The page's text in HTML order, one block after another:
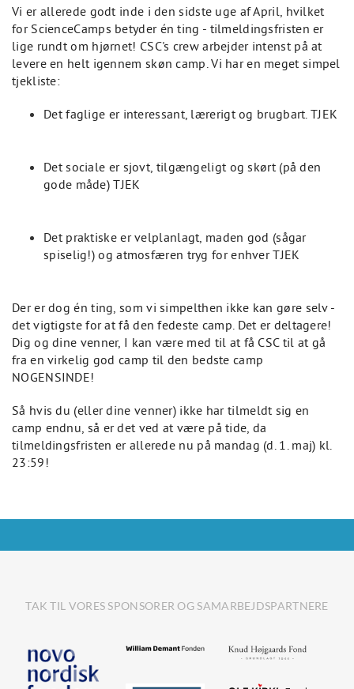
Vi er allerede godt inde i den sidste uge af April, hvilket
for ScienceCamps betyder én ting - tilmeldingsfristen er
lige rundt om hjørnet! CSC's crew arbejder intenst på at
levere en helt igennem skøn camp. Vi har en meget simpel
tjekliste:
Det faglige er interessant, lærerigt og brugbart. TJEK
Det sociale er sjovt, tilgængeligt og skørt (på den
gode måde) TJEK
Det praktiske er velplanlagt, maden god (sågar
spiselig!) og atmosfæren tryg for enhver TJEK
Der er dog én ting, som vi simpelthen ikke kan gøre selv -
det vigtigste for at få den fedeste camp. Det er deltagere!
Dig og dine venner, I kan være med til at få CSC til at gå
fra en virkelig god camp til den bedste camp
NOGENSINDE!
Så hvis du (eller dine venner) ikke har tilmeldt sig en
camp endnu, så er det ved at være på tide, da
tilmeldingsfristen er allerede nu på mandag (d. 1. maj) kl.
23:59!
TAK TIL VORES SPONSORER OG SAMARBEJDSPARTNERE